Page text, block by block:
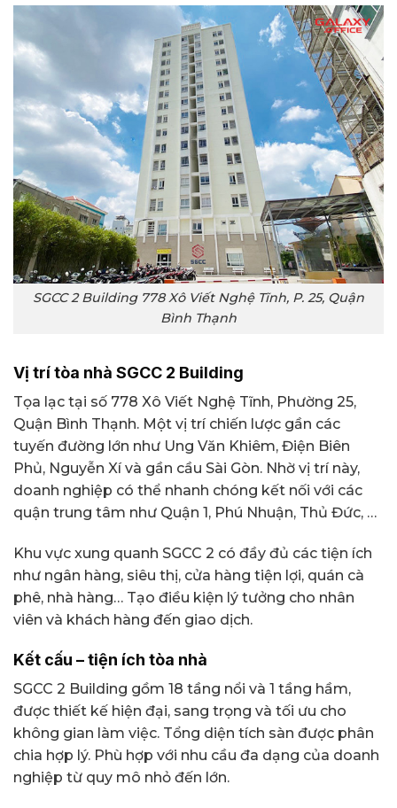
SGCC 2 Building 778 Xô Viết Nghệ Tĩnh, P. 25, Quận
Bình Thạnh
Vị trí tòa nhà SGCC 2 Building
Tọa lạc tại số 778 Xô Viết Nghệ Tĩnh, Phường 25,
Quận Bình Thạnh. Một vị trí chiến lược gần các
tuyến đường lớn như Ung Văn Khiêm, Điện Biên
Phủ, Nguyễn Xí và gần cầu Sài Gòn. Nhờ vị trí này,
doanh nghiệp có thể nhanh chóng kết nối với các
quận trung tâm như Quận 1, Phú Nhuận, Thủ Đức, …
Khu vực xung quanh SGCC 2 có đầy đủ các tiện ích
như ngân hàng, siêu thị, cửa hàng tiện lợi, quán cà
phê, nhà hàng… Tạo điều kiện lý tưởng cho nhân
viên và khách hàng đến giao dịch.
Kết cấu – tiện ích tòa nhà
SGCC 2 Building gồm 18 tầng nổi và 1 tầng hầm,
được thiết kế hiện đại, sang trọng và tối ưu cho
không gian làm việc. Tổng diện tích sàn được phân
chia hợp lý. Phù hợp với nhu cầu đa dạng của doanh
nghiệp từ quy mô nhỏ đến lớn.